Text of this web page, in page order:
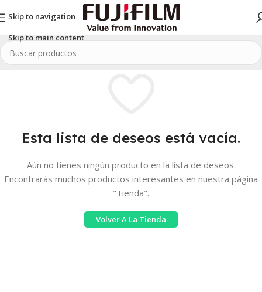
Skip to navigation
Skip to main content
Esta lista de deseos está vacía.
Aún no tienes ningún producto en la lista de deseos.
Encontrarás muchos productos interesantes en nuestra página
"Tienda".
Volver A La Tienda